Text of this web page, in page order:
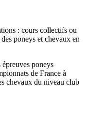
: cours collectifs ou
poneys et chevaux en
poneys
de France à
chevaux du niveau club